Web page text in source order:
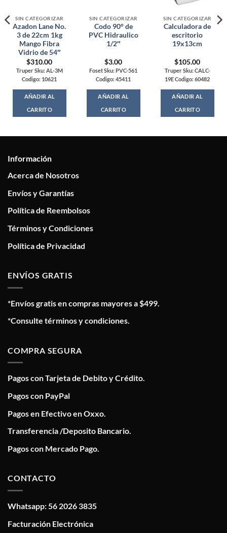
SIN CATEGORIZAR
Azadon Lane No.
3 de 22cm 1kg
Mango Fibra
Vidrio de 54″
$310.00
Truper Sku: AL-3M
Codigo: 10621
AÑADIR AL
CARRITO
SIN CATEGORIZAR
Codo 90° de
PVC Hidraulico
1/2″
$3.00
Foset Sku: PVC-561
Codigo: 45411
AÑADIR AL
CARRITO
SIN CATEGORIZAR
Calculadora de
escritorio
19x13cm
$105.00
Truper Sku: CALC-
19E Codigo: 60482
AÑADIR AL
CARRITO
Información
Acerca de Nosotros
Envíos y Garantías
Política de Reembolsos
Términos y Condiciones
Política de Privacidad
ENVÍOS GRATIS
*Envíos gratis en compras mayores a $499.
*Consulte términos y condiciones.
COMPRA SEGURA
Pagos con Tarjeta de Debito y Crédito.
Pagos con PayPal
Pagos en Efectivo en Oxxo.
Transferencia /Deposito Bancario.
Pagos con Mercado Pago.
CONTACTO
Whatsapp: 56 2026 3835
Facturación Electrónica